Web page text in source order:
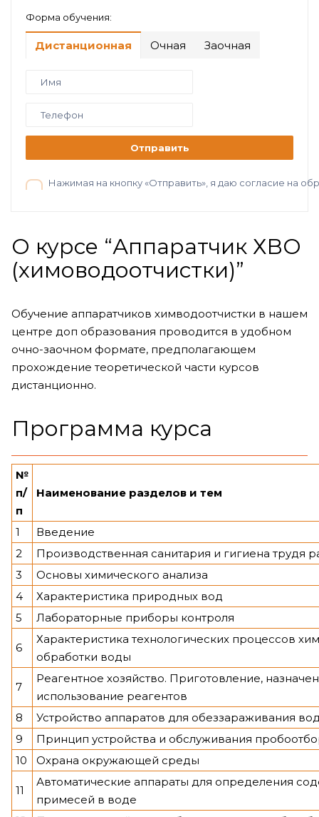
Форма обучения:
Дистанционная Очная Заочная
Отправить
Нажимая на кнопку «Отправить», я даю согласие на
О курсе “Аппаратчик ХВО
(химоводоотчистки)”
Обучение аппаратчиков химводоотчистки в нашем
центре доп образования проводится в удобном
очно-заочном формате, предполагающем
прохождение теоретической части курсов
дистанционно.
Программа курса
№
п/
п
Наименование разделов и тем
1
Введение
2
Производственная санитария и гигиена трудя
3
Основы химического анализа
4
Характеристика природных вод
5
Лабораторные приборы контроля
6
Характеристика технологических процессов
обработки воды
7
Реагентное хозяйство. Приготовление,
использование реагентов
8
Устройство аппаратов для обеззараживания
9
Принцип устройства и обслуживания
10
Охрана окружающей среды
11
Автоматические аппараты для определения
примесей в воде